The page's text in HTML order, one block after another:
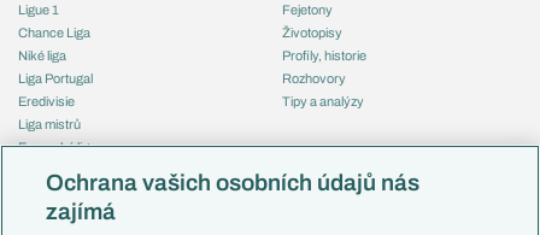
Ligue 1
Chance Liga
Niké liga
Liga Portugal
Eredivisie
Liga mistrů
Evropská liga
Mistrovství světa
Liga národů
Fejetony
Životopisy
Profily, historie
Rozhovory
Tipy a analýzy
Česko
Ochrana vašich osobních údajů nás
zajímá